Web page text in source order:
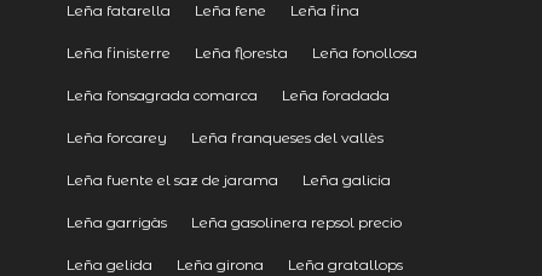
Leña fatarella Leña fene Leña fina
Leña finisterre Leña floresta Leña fonollosa
Leña fonsagrada comarca Leña foradada
Leña forcarey Leña franqueses del vallès
Leña fuente el saz de jarama Leña galicia
Leña garrigàs Leña gasolinera repsol precio
Leña gelida Leña girona Leña gratallops